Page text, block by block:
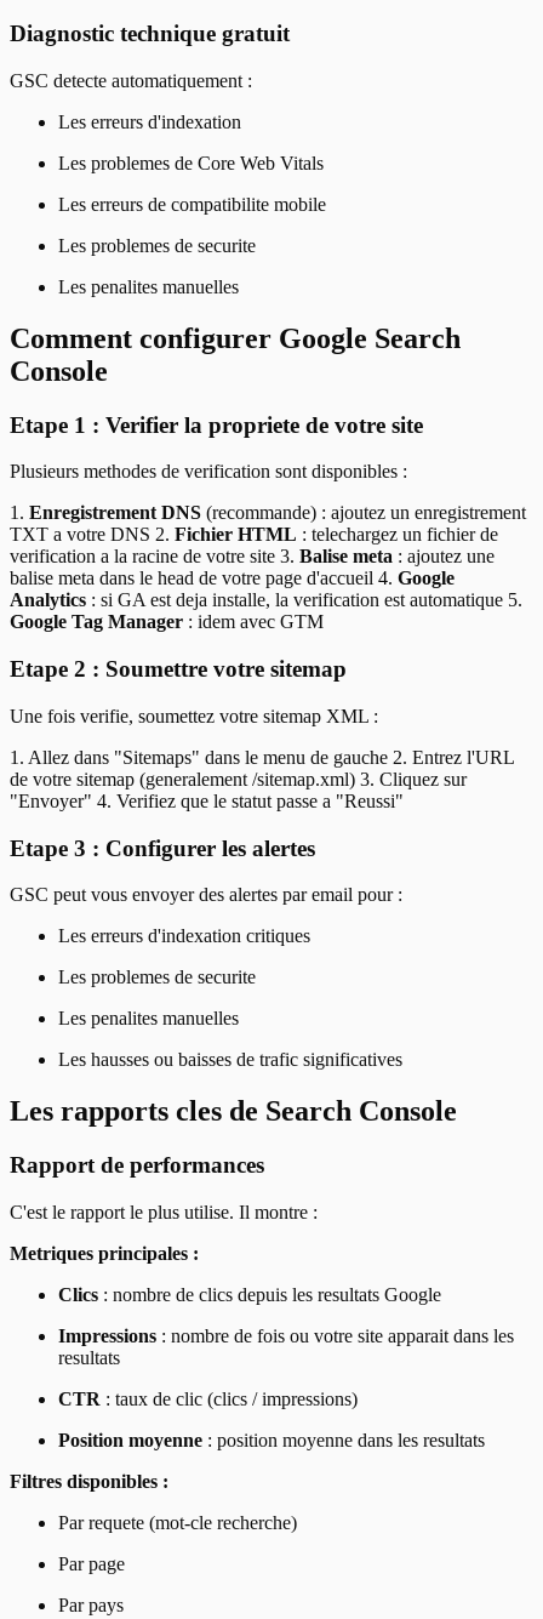
Diagnostic technique gratuit
GSC detecte automatiquement :
Les erreurs d'indexation
Les problemes de Core Web Vitals
Les erreurs de compatibilite mobile
Les problemes de securite
Les penalites manuelles
Comment configurer Google Search
Console
Etape 1 : Verifier la propriete de votre site
Plusieurs methodes de verification sont disponibles :
1. Enregistrement DNS (recommande) : ajoutez un enregistrement
TXT a votre DNS 2. Fichier HTML : telechargez un fichier de
verification a la racine de votre site 3. Balise meta : ajoutez une
balise meta dans le head de votre page d'accueil 4. Google
Analytics : si GA est deja installe, la verification est automatique 5.
Google Tag Manager : idem avec GTM
Etape 2 : Soumettre votre sitemap
Une fois verifie, soumettez votre sitemap XML :
1. Allez dans "Sitemaps" dans le menu de gauche 2. Entrez l'URL
de votre sitemap (generalement /sitemap.xml) 3. Cliquez sur
"Envoyer" 4. Verifiez que le statut passe a "Reussi"
Etape 3 : Configurer les alertes
GSC peut vous envoyer des alertes par email pour :
Les erreurs d'indexation critiques
Les problemes de securite
Les penalites manuelles
Les hausses ou baisses de trafic significatives
Les rapports cles de Search Console
Rapport de performances
C'est le rapport le plus utilise. Il montre :
Metriques principales :
Clics : nombre de clics depuis les resultats Google
Impressions : nombre de fois ou votre site apparait dans les
resultats
CTR : taux de clic (clics / impressions)
Position moyenne : position moyenne dans les resultats
Filtres disponibles :
Par requete (mot-cle recherche)
Par page
Par pays